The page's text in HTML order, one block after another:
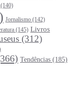
(140)
Jornalismo (142)
(145) Livros
(312)
Tendências (185)